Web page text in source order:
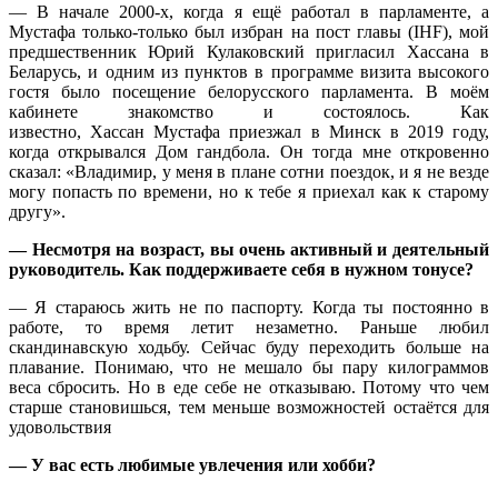
— В начале 2000-х, когда я ещё работал в парламенте, а
Мустафа только-только был избран на пост главы (IHF), мой
предшественник Юрий Кулаковский пригласил Хассана в
Беларусь, и одним из пунктов в программе визита высокого
гостя было посещение белорусского парламента. В моём
кабинете знакомство и состоялось. Как
известно, Хассан Мустафа приезжал в Минск в 2019 году,
когда открывался Дом гандбола. Он тогда мне откровенно
сказал: «Владимир, у меня в плане сотни поездок, и я не везде
могу попасть по времени, но к тебе я приехал как к старому
другу».
— Несмотря на возраст, вы очень активный и деятельный
руководитель. Как поддерживаете себя в нужном тонусе?
— Я стараюсь жить не по паспорту. Когда ты постоянно в
работе, то время летит незаметно. Раньше любил
скандинавскую ходьбу. Сейчас буду переходить больше на
плавание. Понимаю, что не мешало бы пару килограммов
веса сбросить. Но в еде себе не отказываю. Потому что чем
старше становишься, тем меньше возможностей остаётся для
удовольствия
— У вас есть любимые увлечения или хобби?